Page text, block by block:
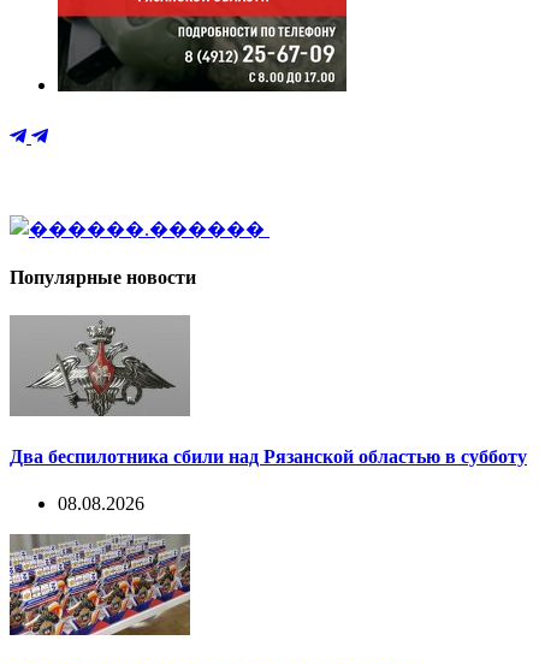
Популярные новости
Два беспилотника сбили над Рязанской областью в субботу
08.08.2026